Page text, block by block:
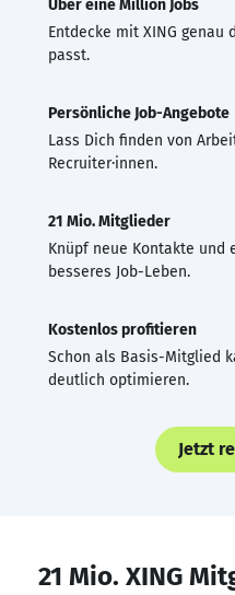
Über eine Million Jobs
Entdecke mit XING genau
passt.
Persönliche Job-Angebote
Lass Dich finden von
Recruiter·innen.
21 Mio. Mitglieder
Knüpf neue Kontakte und
besseres Job-Leben.
Kostenlos profitieren
Schon als Basis-Mitglied
deutlich optimieren.
Jetzt
21 Mio. XING